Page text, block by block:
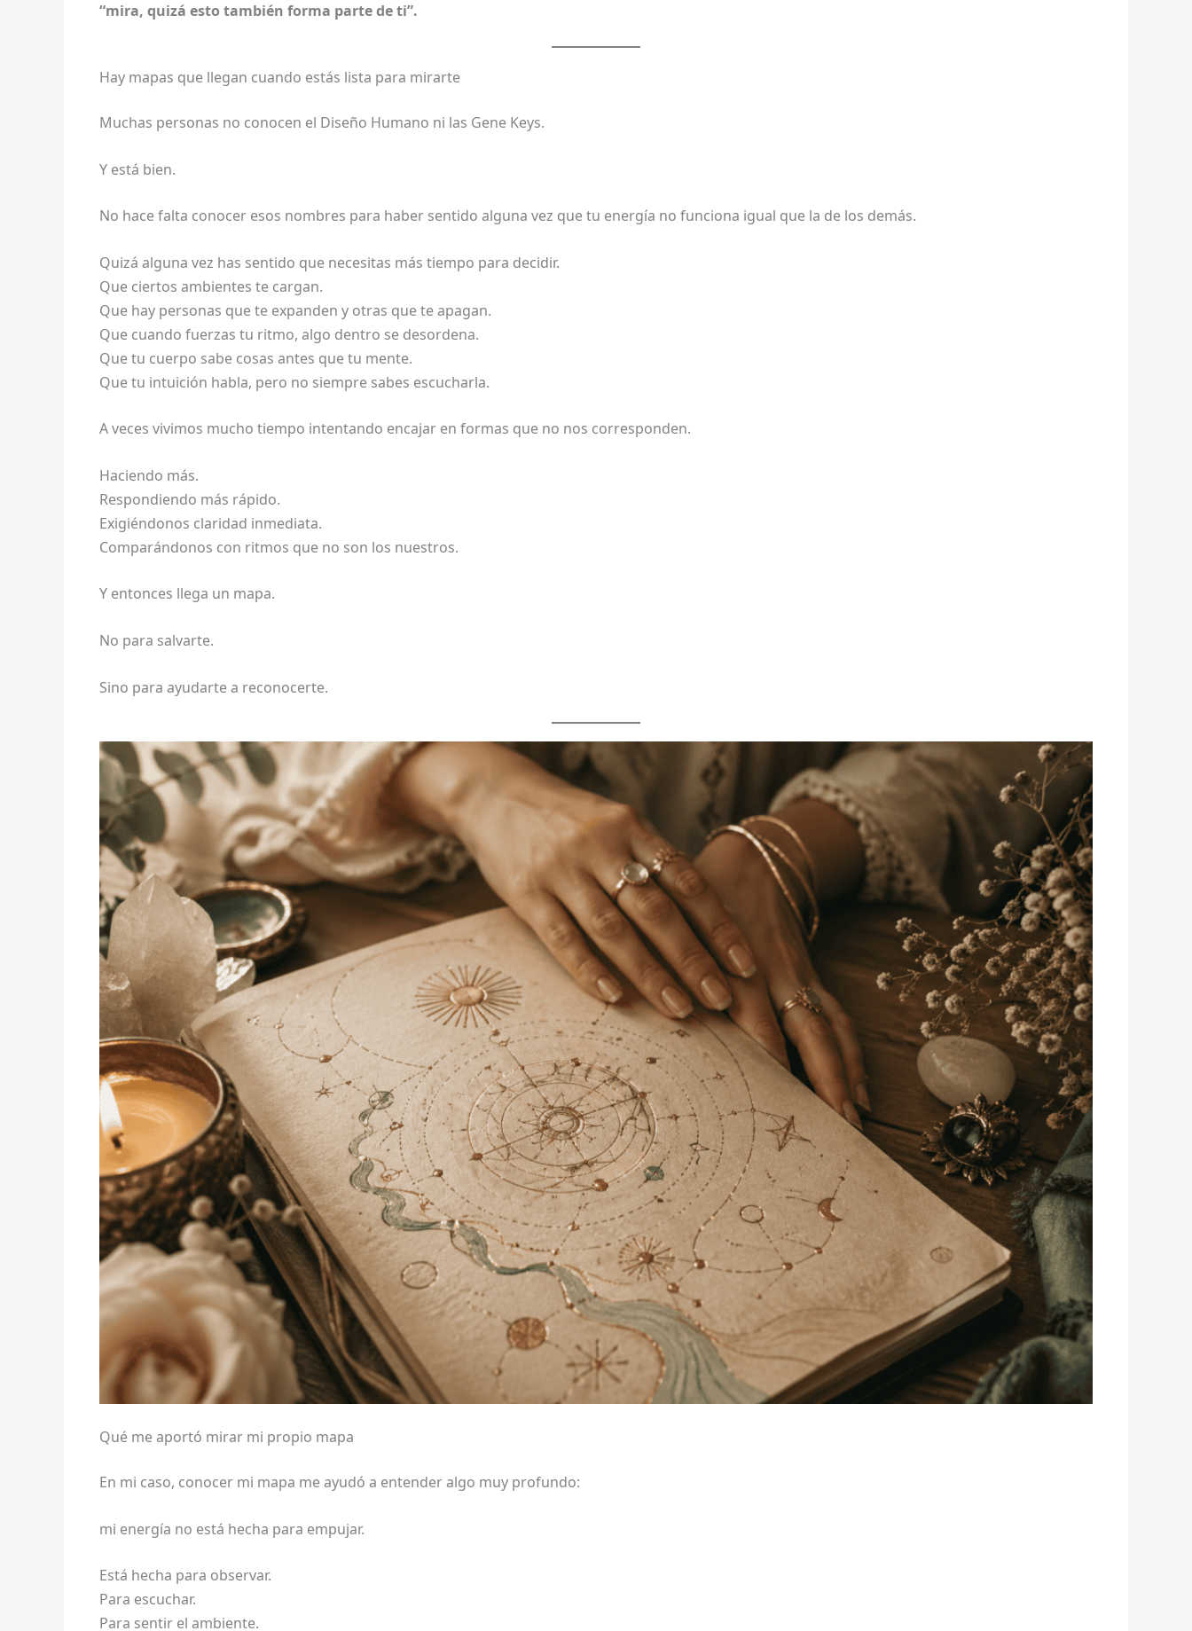
“mira, quizá esto también forma parte de ti”.
Hay mapas que llegan cuando estás lista para mirarte
Muchas personas no conocen el Diseño Humano ni las Gene Keys.
Y está bien.
No hace falta conocer esos nombres para haber sentido alguna vez que tu energía no funciona igual que la de los demás.
Quizá alguna vez has sentido que necesitas más tiempo para decidir.
Que ciertos ambientes te cargan.
Que hay personas que te expanden y otras que te apagan.
Que cuando fuerzas tu ritmo, algo dentro se desordena.
Que tu cuerpo sabe cosas antes que tu mente.
Que tu intuición habla, pero no siempre sabes escucharla.
A veces vivimos mucho tiempo intentando encajar en formas que no nos corresponden.
Haciendo más.
Respondiendo más rápido.
Exigiéndonos claridad inmediata.
Comparándonos con ritmos que no son los nuestros.
Y entonces llega un mapa.
No para salvarte.
Sino para ayudarte a reconocerte.
Qué me aportó mirar mi propio mapa
En mi caso, conocer mi mapa me ayudó a entender algo muy profundo:
mi energía no está hecha para empujar.
Está hecha para observar.
Para escuchar.
Para sentir el ambiente.